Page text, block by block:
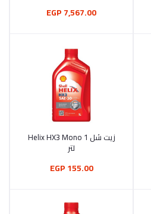
7,567.00 EGP
أضف إلى السلة
زيت شل Helix HX3 Mono 1
لتر
155.00 EGP